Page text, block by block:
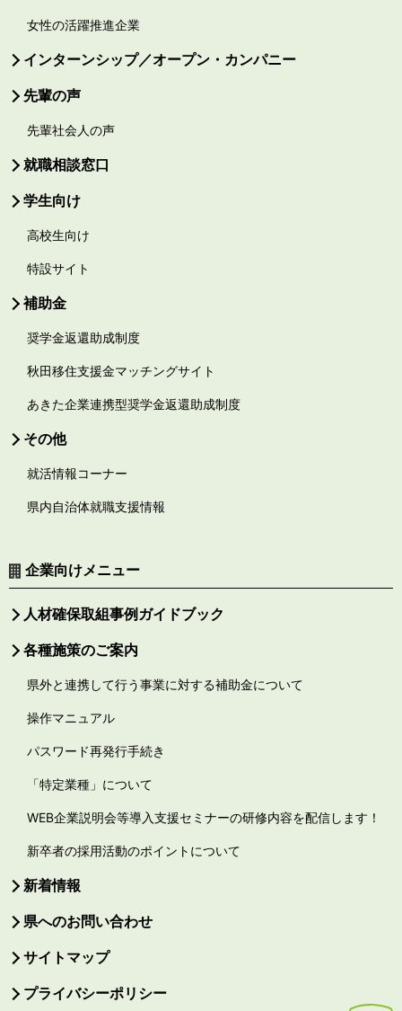
女性の活躍推進企業
インターンシップ／オープン・カンパニー
先輩の声
先輩社会人の声
就職相談窓口
学生向け
高校生向け
特設サイト
補助金
奨学金返還助成制度
秋田移住支援金マッチングサイト
あきた企業連携型奨学金返還助成制度
その他
就活情報コーナー
県内自治体就職支援情報
企業向けメニュー
人材確保取組事例ガイドブック
各種施策のご案内
県外と連携して行う事業に対する補助金について
操作マニュアル
パスワード再発行手続き
「特定業種」について
WEB企業説明会等導入支援セミナーの研修内容を配信します！
新卒者の採用活動のポイントについて
新着情報
県へのお問い合わせ
サイトマップ
プライバシーポリシー